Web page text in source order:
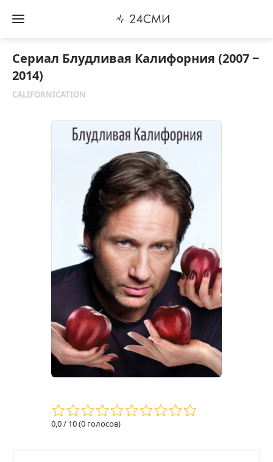
Сериал Блудливая Калифорния (2007 ‒
2014)
CALIFORNICATION
0,0/ 10 (0 голосов)